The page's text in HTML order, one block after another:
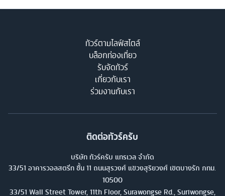
ทัวร์ตามไลฟ์สไตล์
บล็อกท่องเที่ยว
รับจัดทัวร์
เกี่ยวกับเรา
ร่วมงานกับเรา
ติดต่อทัวร์ครับ
บริษัท ทัวร์ครับ แทรเวล จำกัด
33/51 อาคารวอลสตรีท ชั้น 11 ถนนสุรวงศ์ แขวงสุริยวงศ์ เขตบางรัก กทม.
10500
33/51 Wall Street Tower, 11th Floor, Surawongse Rd., Suriwongse,